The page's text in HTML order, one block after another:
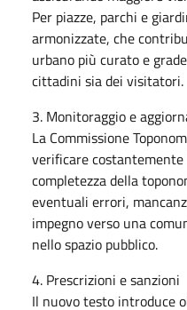
Per piazze, parchi e
armonizzate, che
urbano più curato e
cittadini sia dei visitatori.
3. Monitoraggio e
La Commissione
verificare
completezza della
eventuali errori,
impegno verso una
nello spazio pubblico.
4. Prescrizioni e sanzioni
Il nuovo testo introduce